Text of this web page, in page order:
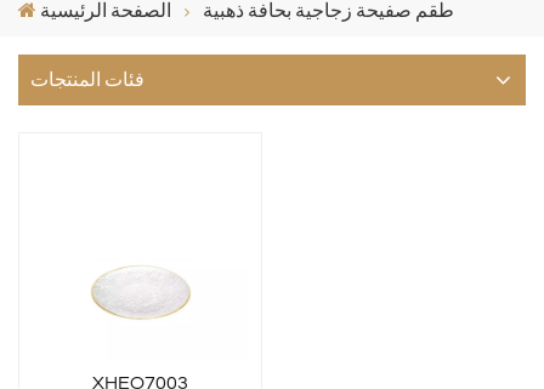
الصفحة الرئيسية طقم صفيحة زجاجية بحافة ذهبية
فئات المنتجات
XHEQ7003